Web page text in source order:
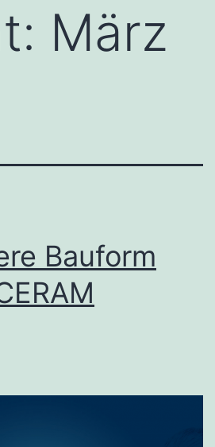
März
Bauform